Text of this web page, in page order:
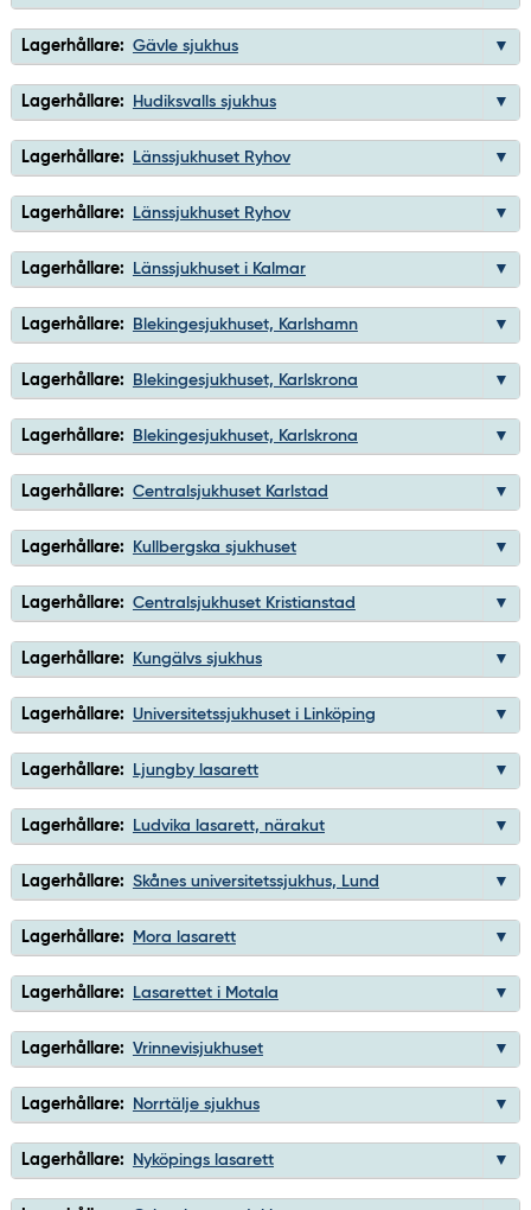
Lagerhållare: Gävle sjukhus
Lagerhållare: Hudiksvalls sjukhus
Lagerhållare: Länssjukhuset Ryhov
Lagerhållare: Länssjukhuset Ryhov
Lagerhållare: Länssjukhuset i Kalmar
Lagerhållare: Blekingesjukhuset, Karlshamn
Lagerhållare: Blekingesjukhuset, Karlskrona
Lagerhållare: Blekingesjukhuset, Karlskrona
Lagerhållare: Centralsjukhuset Karlstad
Lagerhållare: Kullbergska sjukhuset
Lagerhållare: Centralsjukhuset Kristianstad
Lagerhållare: Kungälvs sjukhus
Lagerhållare: Universitetssjukhuset i Linköping
Lagerhållare: Ljungby lasarett
Lagerhållare: Ludvika lasarett, närakut
Lagerhållare: Skånes universitetssjukhus, Lund
Lagerhållare: Mora lasarett
Lagerhållare: Lasarettet i Motala
Lagerhållare: Vrinnevisjukhuset
Lagerhållare: Norrtälje sjukhus
Lagerhållare: Nyköpings lasarett